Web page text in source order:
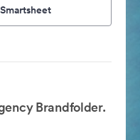
Brandfolder.